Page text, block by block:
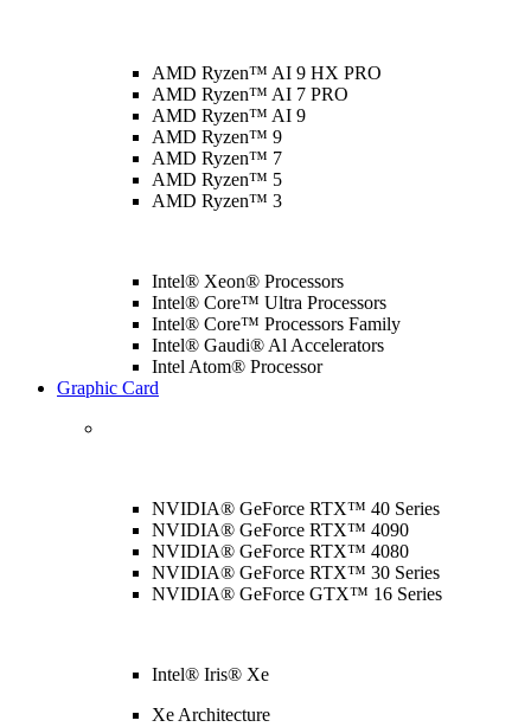
AMD Ryzen™ AI 9 HX PRO
AMD Ryzen™ AI 7 PRO
AMD Ryzen™ AI 9
AMD Ryzen™ 9
AMD Ryzen™ 7
AMD Ryzen™ 5
AMD Ryzen™ 3
Intel® Xeon® Processors
Intel® Core™ Ultra Processors
Intel® Core™ Processors Family
Intel® Gaudi® Al Accelerators
Intel Atom® Processor
Graphic Card
NVIDIA® GeForce RTX™ 40 Series
NVIDIA® GeForce RTX™ 4090
NVIDIA® GeForce RTX™ 4080
NVIDIA® GeForce RTX™ 30 Series
NVIDIA® GeForce GTX™ 16 Series
Intel® Iris® Xe
Xe Architecture